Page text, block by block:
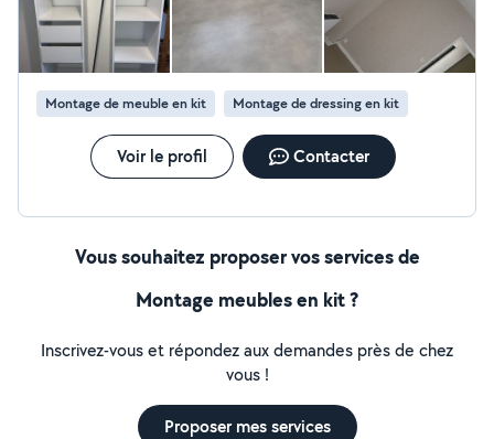
Montage de meuble en kit Montage de dressing en kit
Voir le profil Contacter
Vous souhaitez proposer vos services de
Montage meubles en kit ?
Inscrivez-vous et répondez aux demandes près de chez
vous !
Proposer mes services